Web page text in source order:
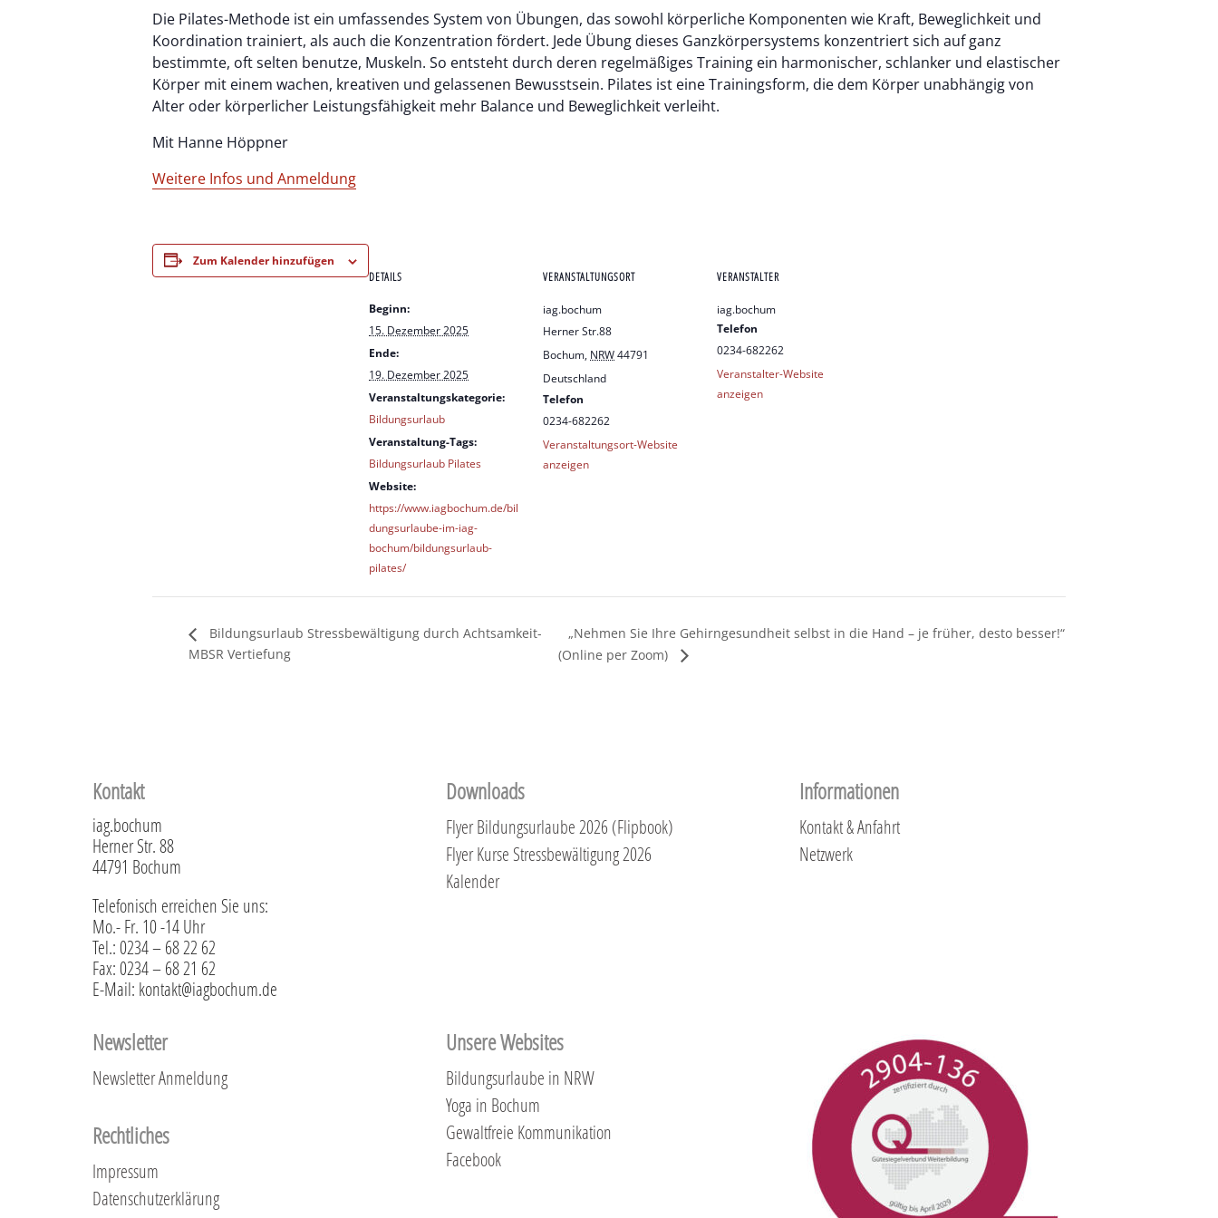
Die Pilates-Methode ist ein umfassendes System von Übungen, das sowohl körperliche Komponenten wie Kraft, Beweglichkeit und
Koordination trainiert, als auch die Konzentration fördert. Jede Übung dieses Ganzkörpersystems konzentriert sich auf ganz
bestimmte, oft selten benutze, Muskeln. So entsteht durch deren regelmäßiges Training ein harmonischer, schlanker und elastischer
Körper mit einem wachen, kreativen und gelassenen Bewusstsein. Pilates ist eine Trainingsform, die dem Körper unabhängig von
Alter oder körperlicher Leistungsfähigkeit mehr Balance und Beweglichkeit verleiht.
Mit Hanne Höppner
Weitere Infos und Anmeldung
Zum Kalender hinzufügen
DETAILS
Beginn:
15. Dezember 2025
Ende:
19. Dezember 2025
Veranstaltungskategorie:
Bildungsurlaub
Veranstaltung-Tags:
Bildungsurlaub Pilates
Website:
https://www.iagbochum.de/bil
dungsurlaube-im-iag-
bochum/bildungsurlaub-
pilates/
VERANSTALTUNGSORT
iag.bochum
Herner Str.88
Bochum, NRW44791
Deutschland
Telefon
0234-682262
Veranstaltungsort-Website
anzeigen
VERANSTALTER
iag.bochum
Telefon
0234-682262
Veranstalter-Website
anzeigen
Bildungsurlaub Stressbewältigung durch Achtsamkeit-
MBSR Vertiefung
„Nehmen Sie Ihre Gehirngesundheit selbst in die Hand – je früher, desto besser!“
(Online per Zoom)
Kontakt
iag.bochum
Herner Str. 88
44791 Bochum
Telefonisch erreichen Sie uns:
Mo.- Fr. 10 -14 Uhr
Tel.: 0234 – 68 22 62
Fax: 0234 – 68 21 62
E-Mail: kontakt@iagbochum.de
Downloads
Flyer Bildungsurlaube 2026 (Flipbook)
Flyer Kurse Stressbewältigung 2026
Kalender
Informationen
Kontakt & Anfahrt
Netzwerk
Newsletter
Newsletter Anmeldung
Rechtliches
Impressum
Datenschutzerklärung
Unsere Websites
Bildungsurlaube in NRW
Yoga in Bochum
Gewaltfreie Kommunikation
Facebook